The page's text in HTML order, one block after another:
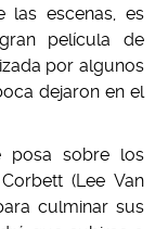
las escenas, es
película de
por algunos
dejaron en el
posa sobre los
(Lee Van
culminar sus